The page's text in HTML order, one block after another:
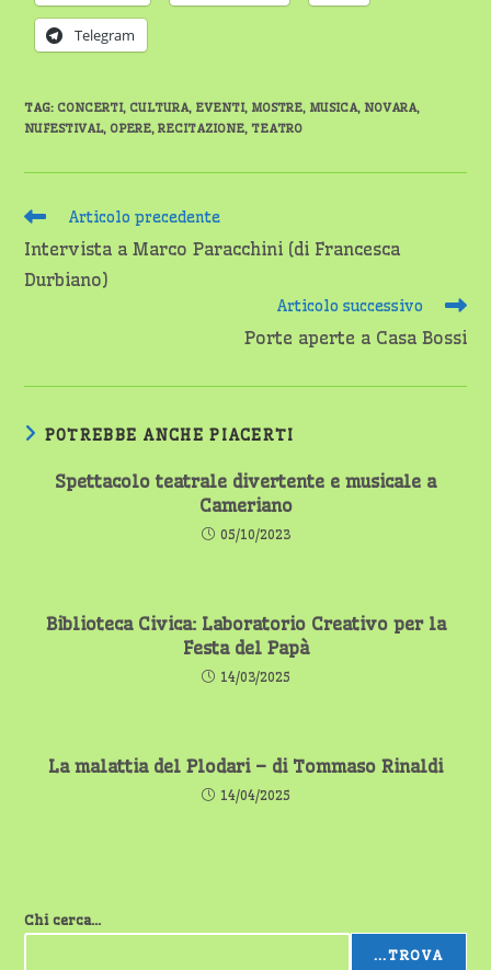
Telegram
TAG: CONCERTI, CULTURA, EVENTI, MOSTRE, MUSICA, NOVARA,
NUFESTIVAL, OPERE, RECITAZIONE, TEATRO
Leggi
articoli
Articolo precedente
Intervista a Marco Paracchini (di Francesca
Durbiano)
Articolo successivo
Porte aperte a Casa Bossi
POTREBBE ANCHE PIACERTI
Spettacolo teatrale divertente e musicale a
Cameriano
05/10/2023
Biblioteca Civica: Laboratorio Creativo per la
Festa del Papà
14/03/2025
La malattia del Plodari – di Tommaso Rinaldi
14/04/2025
Chi cerca...
...TROVA